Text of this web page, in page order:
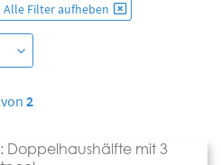
Alle Filter aufheben
von2